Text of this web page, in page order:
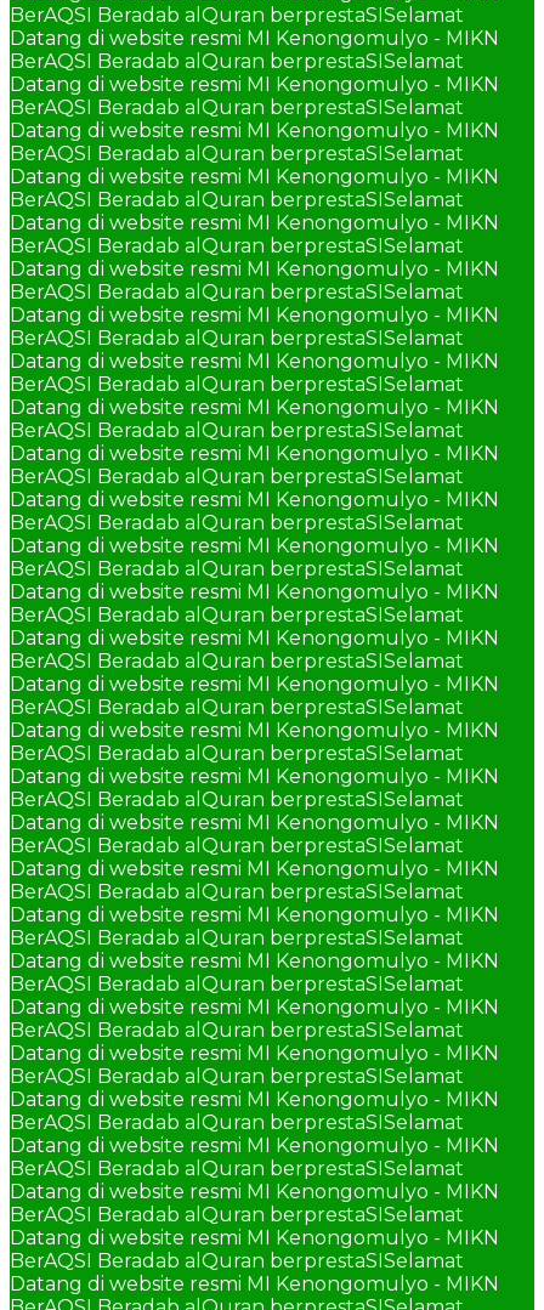
BerAQSI Beradab alQuran berprestaSISelamat
Datang di website resmi MI Kenongomulyo - MIKN
BerAQSI Beradab alQuran berprestaSISelamat
Datang di website resmi MI Kenongomulyo - MIKN
BerAQSI Beradab alQuran berprestaSISelamat
Datang di website resmi MI Kenongomulyo - MIKN
BerAQSI Beradab alQuran berprestaSISelamat
Datang di website resmi MI Kenongomulyo - MIKN
BerAQSI Beradab alQuran berprestaSISelamat
Datang di website resmi MI Kenongomulyo - MIKN
BerAQSI Beradab alQuran berprestaSISelamat
Datang di website resmi MI Kenongomulyo - MIKN
BerAQSI Beradab alQuran berprestaSISelamat
Datang di website resmi MI Kenongomulyo - MIKN
BerAQSI Beradab alQuran berprestaSISelamat
Datang di website resmi MI Kenongomulyo - MIKN
BerAQSI Beradab alQuran berprestaSISelamat
Datang di website resmi MI Kenongomulyo - MIKN
BerAQSI Beradab alQuran berprestaSISelamat
Datang di website resmi MI Kenongomulyo - MIKN
BerAQSI Beradab alQuran berprestaSISelamat
Datang di website resmi MI Kenongomulyo - MIKN
BerAQSI Beradab alQuran berprestaSISelamat
Datang di website resmi MI Kenongomulyo - MIKN
BerAQSI Beradab alQuran berprestaSISelamat
Datang di website resmi MI Kenongomulyo - MIKN
BerAQSI Beradab alQuran berprestaSISelamat
Datang di website resmi MI Kenongomulyo - MIKN
BerAQSI Beradab alQuran berprestaSISelamat
Datang di website resmi MI Kenongomulyo - MIKN
BerAQSI Beradab alQuran berprestaSISelamat
Datang di website resmi MI Kenongomulyo - MIKN
BerAQSI Beradab alQuran berprestaSISelamat
Datang di website resmi MI Kenongomulyo - MIKN
BerAQSI Beradab alQuran berprestaSISelamat
Datang di website resmi MI Kenongomulyo - MIKN
BerAQSI Beradab alQuran berprestaSISelamat
Datang di website resmi MI Kenongomulyo - MIKN
BerAQSI Beradab alQuran berprestaSISelamat
Datang di website resmi MI Kenongomulyo - MIKN
BerAQSI Beradab alQuran berprestaSISelamat
Datang di website resmi MI Kenongomulyo - MIKN
BerAQSI Beradab alQuran berprestaSISelamat
Datang di website resmi MI Kenongomulyo - MIKN
BerAQSI Beradab alQuran berprestaSISelamat
Datang di website resmi MI Kenongomulyo - MIKN
BerAQSI Beradab alQuran berprestaSISelamat
Datang di website resmi MI Kenongomulyo - MIKN
BerAQSI Beradab alQuran berprestaSISelamat
Datang di website resmi MI Kenongomulyo - MIKN
BerAQSI Beradab alQuran berprestaSISelamat
Datang di website resmi MI Kenongomulyo - MIKN
BerAQSI Beradab alQuran berprestaSISelamat
Datang di website resmi MI Kenongomulyo - MIKN
BerAQSI Beradab alQuran berprestaSISelamat
Datang di website resmi MI Kenongomulyo - MIKN